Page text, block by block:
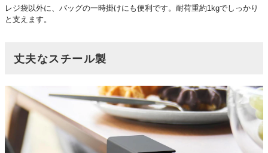
レジ袋以外に、バッグの一時掛けにも便利です。耐荷重約1kgでしっかり
と支えます。
丈夫なスチール製